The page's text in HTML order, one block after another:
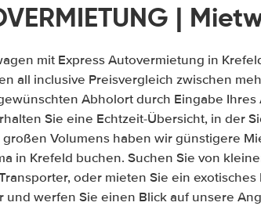
|
mit Express Autovermietung in
all inclusive Preisvergleich zwischen
Abholort durch Eingabe
Sie eine Echtzeit-Übersicht, in der
Volumens haben wir günstigere
in Krefeld buchen. Suchen Sie von
oder mieten Sie ein
und werfen Sie einen Blick auf unsere